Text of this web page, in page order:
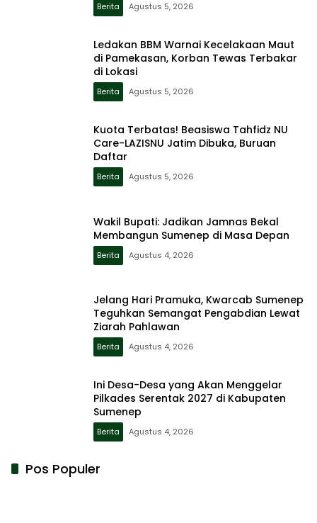
Berita Agustus 5, 2026
Ledakan BBM Warnai Kecelakaan Maut
di Pamekasan, Korban Tewas Terbakar
di Lokasi
Berita Agustus 5, 2026
Kuota Terbatas! Beasiswa Tahfidz NU
Care-LAZISNU Jatim Dibuka, Buruan
Daftar
Berita Agustus 5, 2026
Wakil Bupati: Jadikan Jamnas Bekal
Membangun Sumenep di Masa Depan
Berita Agustus 4, 2026
Jelang Hari Pramuka, Kwarcab Sumenep
Teguhkan Semangat Pengabdian Lewat
Ziarah Pahlawan
Berita Agustus 4, 2026
Ini Desa-Desa yang Akan Menggelar
Pilkades Serentak 2027 di Kabupaten
Sumenep
Berita Agustus 4, 2026
Pos Populer